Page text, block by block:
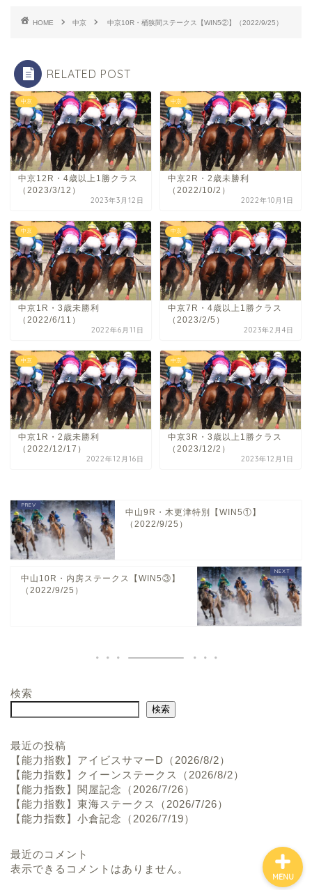
HOME 中京 中京10R・桶狭間ステークス【WIN5②】（2022/9/25）
RELATED POST
中京
中京12R・4歳以上1勝クラス
（2023/3/12）
2023年3月12日
中京
中京2R・2歳未勝利
（2022/10/2）
2022年10月1日
中京
中京1R・3歳未勝利
（2022/6/11）
2022年6月11日
中京
中京7R・4歳以上1勝クラス
（2023/2/5）
2023年2月4日
中京
中京1R・2歳未勝利
（2022/12/17）
2022年12月16日
中京
中京3R・3歳以上1勝クラス
（2023/12/2）
2023年12月1日
中山9R・木更津特別【WIN5①】
（2022/9/25）
中山10R・内房ステークス【WIN5③】
（2022/9/25）
検索
検索
最近の投稿
【能力指数】アイビスサマーD（2026/8/2）
【能力指数】クイーンステークス（2026/8/2）
【能力指数】関屋記念（2026/7/26）
【能力指数】東海ステークス（2026/7/26）
【能力指数】小倉記念（2026/7/19）
最近のコメント
表示できるコメントはありません。
MENU
プロフィール